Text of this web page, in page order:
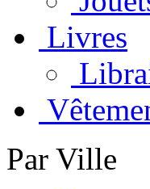
Livres
Par Ville